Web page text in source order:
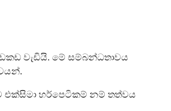
වැඩියි. මේ සම්බන්ධතාවය
එක්සිමා හර්පෙටිකම් නම් තත්වය